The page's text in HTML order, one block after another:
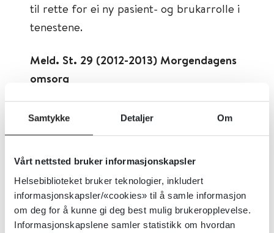
Samtykke Detaljer Om
Vårt nettsted bruker informasjonskapsler
Helsebiblioteket bruker teknologier, inkludert
informasjonskapsler/«cookies» til å samle informasjon
om deg for å kunne gi deg best mulig brukeropplevelse.
Informasjonskapslene samler statistikk om hvordan
til rette for ei ny pasient- og brukarrolle i
tenestene.
Meld. St. 29 (2012-2013) Morgendagens
omsorg
Denne meldinga la grunnlaget for ein
perspektiva og bidra til arbeidet med
utforming av nye løysingar for
omsorgsfeltet fram mot dei store
demografiske utfordringane